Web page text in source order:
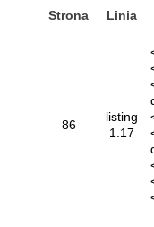
Strona Linia
86
listing
1.17